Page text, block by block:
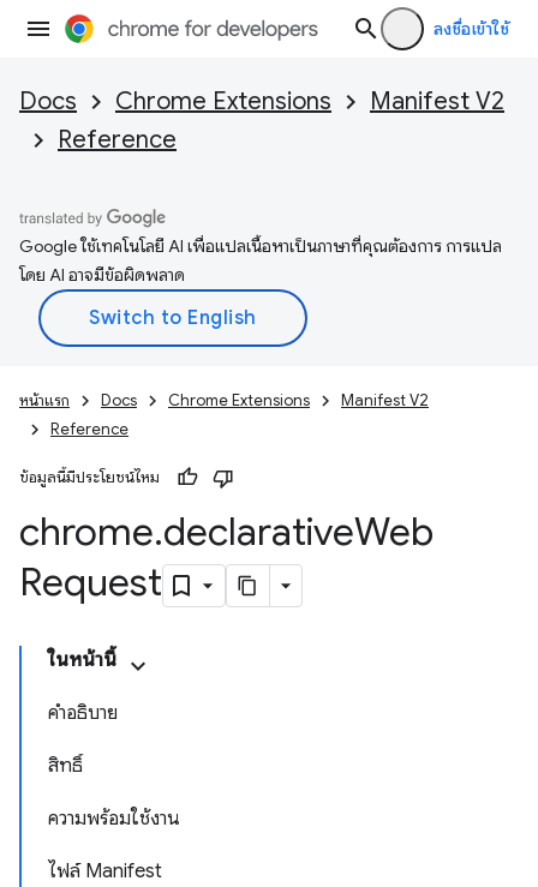
ลงชื่อเข้าใช้
Docs Chrome Extensions
Manifest V2
Reference
Google ใช้เทคโนโลยี AI เพื่อแปลเนื้อหาเป็นภาษาที่คุณต้องการ การแปล
โดย AI อาจมีข้อผิดพลาด
หน้าแรก Docs Chrome Extensions
Manifest V2
Reference
ข้อมูลนี้มีประโยชน์ไหม
chrome.declarativeWeb
Request
ในหน้านี้
คำอธิบาย
สิทธิ์
ความพร้อมใช้งาน
ไฟล์ Manifest